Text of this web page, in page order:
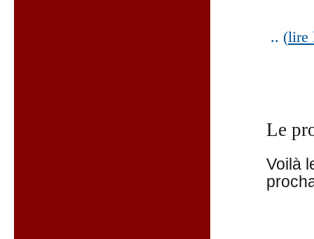
.. (lire
Le
Voilà